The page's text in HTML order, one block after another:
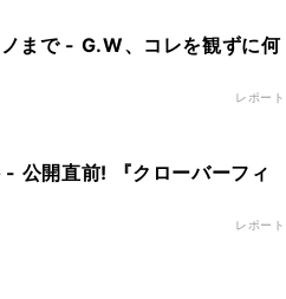
まで - G.W、コレを観ずに何
レポート
公開直前! 『クローバーフィ
レポート